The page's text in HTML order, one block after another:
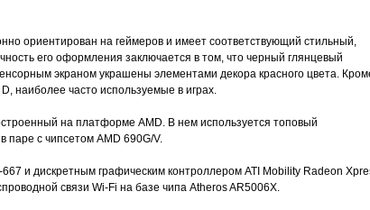
ориентирован на геймеров и имеет соответствующий стильный,
его оформления заключается в том, что черный глянцевый
экраном украшены элементами декора красного цвета.
наиболее часто используемые в играх.
на платформе AMD. В нем используется топовый
паре с чипсетом AMD 690G/V.
и дискретным графическим контроллером ATI Mobility Radeon
связи Wi-Fi на базе чипа Atheros AR5006X.